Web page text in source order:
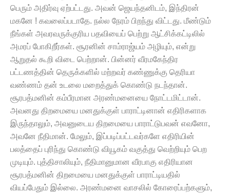
பெரும் அதிர்வு ஏற்பட்டது. அவன் ஜெயந்தனிடம், இந்திரன்
மகனே ! கவலைப்படாதே. நல்ல நேரம் பிறந்து விட்டது. மீண்டும்
நீங்கள் அவரவருக்குரிய பதவியைப் பெற்று ஆட்சிக்கட்டிலில்
அமரப் போகிறீர்கள். சூரனின் சாம்ராஜ்யம் அழியும், என்று
ஆறுதல் கூறி விடை பெற்றான். பின்னர் வீரமகேந்திர
பட்டணத்தின் தெருக்களில் மற்றவர் கண்ணுக்கு தெரியா
வண்ணம் தன் உடலை மறைத்துக் கொண்டு நடந்தான்.
சூரபத்மனின் கம்பீரமான அரண்மனையை நோட்டமிட்டான்.
அவனது திறமையை மனதுக்குள் பாராட்டினான் எதிரிகளாக
இருந்தாலும், அவனுடைய திறமையை பாராட்டுபவன் எவனோ,
அவனே நீதிமான். மேலும், இப்படிப்பட்டவர்களே எதிரியின்
பலத்தைப் புரிந்து கொண்டு வியூகம் வகுத்து வெற்றியும் பெற
முடியும். புத்திசாலியும், நீதிமானுமான வீரபாகு எதிரியான
சூரபத்மனின் திறமையை மனதுக்குள் பாராட்டியதில்
வியப்பேதும் இல்லை. அரண்மனை வாசலில் கோரைப்பற்களும்,